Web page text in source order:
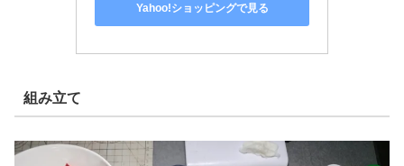
Yahoo!ショッピングで見る
組み立て